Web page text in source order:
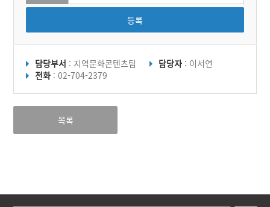
등록
담당부서 : 지역문화콘텐츠팀 담당자 : 이서연
전화 : 02-704-2379
목록